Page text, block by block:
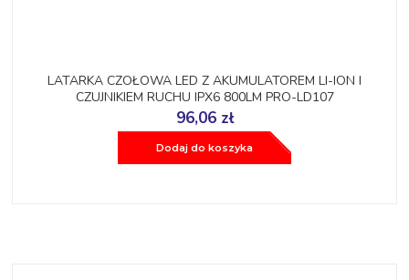
LATARKA CZOŁOWA LED Z AKUMULATOREM LI-ION I
CZUJNIKIEM RUCHU IPX6 800LM PRO-LD107
96,06 zł
Dodaj do koszyka